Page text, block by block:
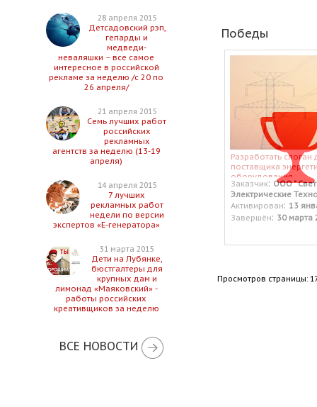
28 апреля 2015
Детсадовский рэп,
гепарды и
медведи-
неваляшки – все самое
интересное в российской
рекламе за неделю /с 20 по
26 апреля/
21 апреля 2015
Семь лучших работ
российских
рекламных
агентств за неделю (13-19
апреля)
14 апреля 2015
7 лучших
рекламных работ
недели по версии
экспертов «Е-генератора»
31 марта 2015
Дети на Лубянке,
бюстгалтеры для
крупных дам и
лимонад «Маяковский» -
работы российских
креативщиков за неделю
ВСЕ НОВОСТИ
Победы
Разработать слоган
поставщика
оборудования
Заказчик: ООО "
Электрические
Активирован: 13
Завершён: 30 марта
Просмотров страницы: